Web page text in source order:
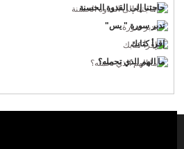
حاجتنا إلى القدوة الحسنة
تدبر سورة " يس"
إقرأ كتابك
ما الهم الذي تحمله؟